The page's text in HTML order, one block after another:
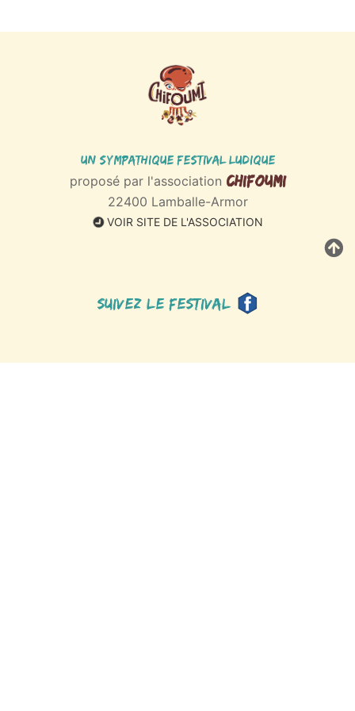
Un sympathique Festival ludique
proposé par l'association Chifoumi
22400 Lamballe-Armor
VOIR SITE DE L'ASSOCIATION
Suivez le festival